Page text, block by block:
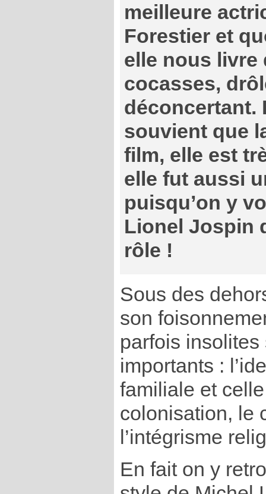
meilleure
Forestier et
elle nous livre
cocasses,
déconcertant.
souvient que
film, elle est
elle fut aussi
puisqu’on y
Lionel Jospin
rôle !
Sous des
son
parfois
importants :
familiale et
colonisation, le
l’intégrisme
En fait on y